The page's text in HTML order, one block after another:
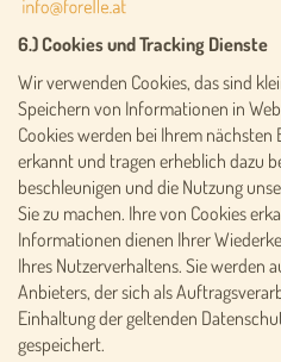
6.) Cookies und Tracking Dienste
Wir verwenden Cookies, das sind
Speichern von Informationen in
Cookies werden bei Ihrem
erkannt und tragen erheblich dazu
beschleunigen und die Nutzung
Sie zu machen. Ihre von Cookies
Informationen dienen Ihrer
Ihres Nutzerverhaltens. Sie werden
Anbieters, der sich als
Einhaltung der geltenden
gespeichert.